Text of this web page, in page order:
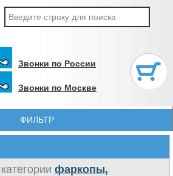
Звонки по России
Звонки по Москве
ФИЛЬТР
фаркопы,